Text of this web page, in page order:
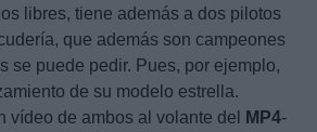
libres, tiene además a dos pilotos
que además son campeones
se puede pedir. Pues, por ejemplo,
de su modelo estrella.
vídeo de ambos al volante del
MP4-